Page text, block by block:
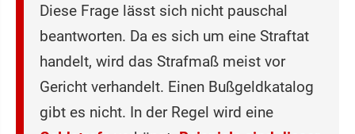
Diese Frage lässt sich nicht pauschal
beantworten. Da es sich um eine Straftat
handelt, wird das Strafmaß meist vor
Gericht verhandelt. Einen Bußgeldkatalog
gibt es nicht. In der Regel wird eine